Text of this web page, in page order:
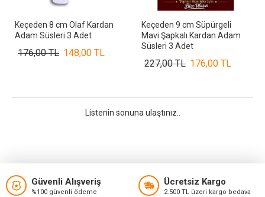
Keçeden 8 cm Olaf Kardan
Adam Süsleri 3 Adet
148,00 TL
176,00 TL
Keçeden 9 cm Süpürgeli
Mavi Şapkalı Kardan Adam
Süsleri 3 Adet
176,00 TL
227,00 TL
Listenin sonuna ulaştınız..
Güvenli Alışveriş
%100 güvenli ödeme
Ücretsiz Kargo
2.500 TL üzeri kargo bedava